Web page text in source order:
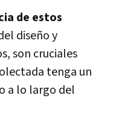
de estos
diseño y
son cruciales
tenga un
a lo largo del